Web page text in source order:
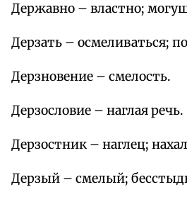
Державно – властно;
Дерзать – осмеливаться;
Дерзновение – смелость.
Дерзословие – наглая речь.
Дерзостник – наглец;
Дерзый – смелый;